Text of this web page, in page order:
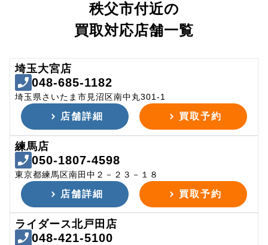
秩父市付近の
買取対応店舗一覧
埼玉大宮店
048-685-1182
埼玉県さいたま市見沼区南中丸301-1
店舗詳細 買取予約
練馬店
050-1807-4598
東京都練馬区南田中２－２３－１８
店舗詳細 買取予約
ライダース北戸田店
048-421-5100